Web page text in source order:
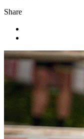
Share